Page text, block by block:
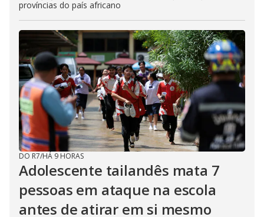
províncias do país africano
DO R7/HÁ 9 HORAS
Adolescente tailandês mata 7
pessoas em ataque na escola
antes de atirar em si mesmo